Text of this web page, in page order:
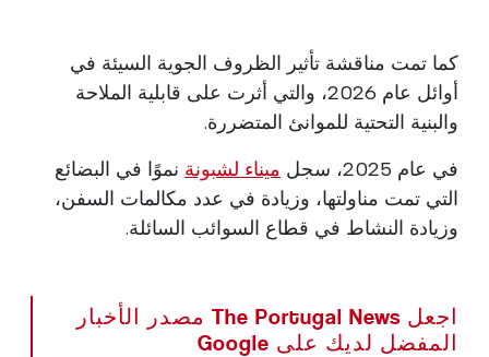
كما تمت مناقشة تأثير الظروف الجوية السيئة في
أوائل عام 2026، والتي أثرت على قابلية الملاحة
والبنية التحتية للموانئ المتضررة.
في عام 2025، سجل
ميناء لشبونة نموًا في البضائع
التي تمت مناولتها، وزيادة في عدد مكالمات السفن،
وزيادة النشاط في قطاع السوائب السائلة.
اجعل The Portugal News مصدر الأخبار
المفضل لديك على Google